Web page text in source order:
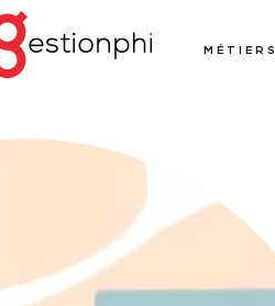
MÉTIERS